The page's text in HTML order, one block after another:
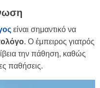
είναι σημαντικό να
. Ο έμπειρος γιατρός
την πάθηση, καθώς
παθήσεις.